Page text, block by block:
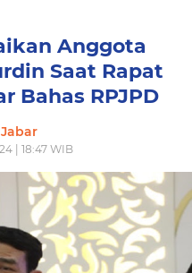
Anggota
Saat Rapat
Bahas RPJPD
| 18:47 WIB